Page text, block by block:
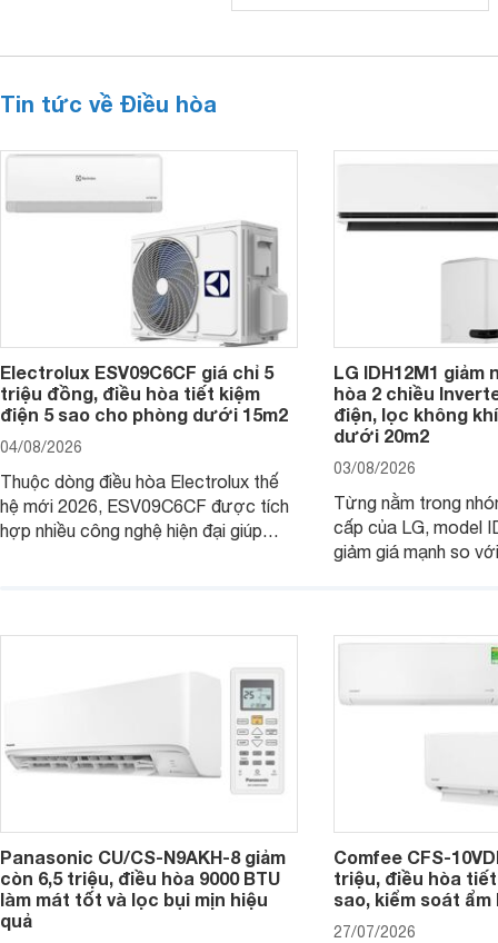
Tin tức về Điều hòa
Electrolux ESV09C6CF giá chỉ 5
triệu đồng, điều hòa tiết kiệm
điện 5 sao cho phòng dưới 15m2
04/08/2026
Thuộc dòng điều hòa Electrolux thế
hệ mới 2026, ESV09C6CF được tích
hợp nhiều công nghệ hiện đại giúp
LG IDH12M1 giảm
hòa 2 chiều
điện, lọc không
dưới 20m2
03/08/2026
Từng nằm trong
cấp của LG, model
giảm giá mạnh so
đại.
Panasonic CU/CS-N9AKH-8 giảm
còn 6,5 triệu, điều hòa 9000 BTU
làm mát tốt và lọc bụi mịn hiệu
quả
Comfee CFS-
triệu, điều hòa
sao, kiểm soát ẩm
27/07/2026